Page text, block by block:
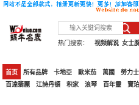
热门搜索： 女士
视频解说
首页 所有品牌 卡地亞 歐米茄 萬國 勞力士
百達翡麗
江詩丹頓 积家 浪琴 百年靈 寶珀